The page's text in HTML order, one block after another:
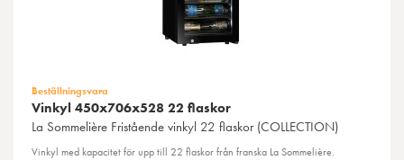
Beställningsvara
Vinkyl 450x706x528 22 flaskor
La Sommelière Fristående vinkyl 22 flaskor (COLLECTION)
Vinkyl med kapacitet för upp till 22 flaskor från franska La Sommelière.